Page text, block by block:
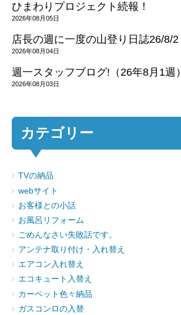
ひまわりプロジェクト続報！
2026年08月05日
店長の週に一度の山登り日誌26/8/2
2026年08月04日
週一スタッフブログ!（26年8月1週）
2026年08月03日
カテゴリー
TVの納品
webサイト
お客様との小話
お風呂リフォーム
ごめんなさい失敗話です。
アンテナ取り付け・入れ替え
エアコン入れ替え
エコキュート入替え
カーペット色々納品
ガスコンロの入替